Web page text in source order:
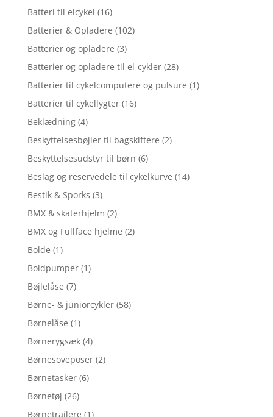
Batteri til elcykel (16)
Batterier & Opladere (102)
Batterier og opladere (3)
Batterier og opladere til el-cykler (28)
Batterier til cykelcomputere og pulsure (1)
Batterier til cykellygter (16)
Beklædning (4)
Beskyttelsesbøjler til bagskiftere (2)
Beskyttelsesudstyr til børn (6)
Beslag og reservedele til cykelkurve (14)
Bestik & Sporks (3)
BMX & skaterhjelm (2)
BMX og Fullface hjelme (2)
Bolde (1)
Boldpumper (1)
Bøjlelåse (7)
Børne- & juniorcykler (58)
Børnelåse (1)
Børnerygsæk (4)
Børnesoveposer (2)
Børnetasker (6)
Børnetøj (26)
Børnetrailere (1)